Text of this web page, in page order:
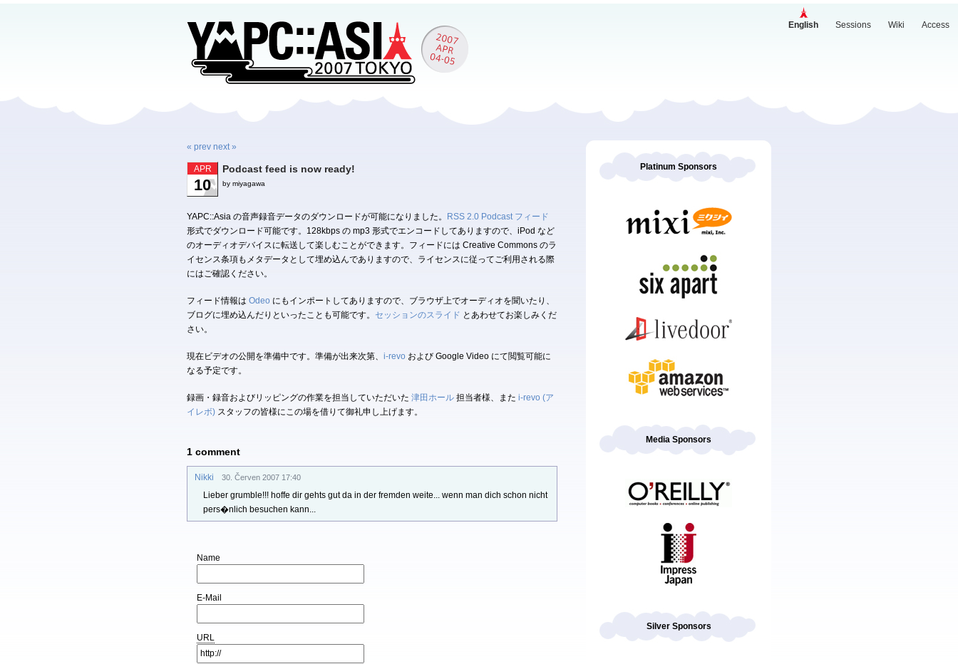
English Sessions Wiki Access
« prev next »
APR
10
Podcast feed is now ready!
by miyagawa
YAPC::Asia の音声録音データのダウンロードが可能になりました。 RSS 2.0 Podcast フィード
形式でダウンロード可能です。128kbps の mp3 形式でエンコードしてありますので、iPod など
のオーディオデバイスに転送して楽しむことができます。フィードには Creative Commons のラ
イセンス条項もメタデータとして埋め込んでありますので、ライセンスに従ってご利用される際
にはご確認ください。
フィード情報は Odeo にもインポートしてありますので、ブラウザ上でオーディオを聞いたり、
ブログに埋め込んだりといったことも可能です。 セッションのスライド とあわせてお楽しみくだ
さい。
現在ビデオの公開を準備中です。準備が出来次第、 i-revo および Google Video にて閲覧可能に
なる予定です。
録画・録音およびリッピングの作業を担当していただいた 津田ホール 担当者様、また i-revo (ア
イレボ) スタッフの皆様にこの場を借りて御礼申し上げます。
1 comment
Nikki 30. Červen 2007 17:40
Lieber grumble!!! hoffe dir gehts gut da in der fremden weite... wenn man dich schon nicht
pers�nlich besuchen kann...
Name
E-Mail
URL
Platinum Sponsors
Media Sponsors
Silver Sponsors